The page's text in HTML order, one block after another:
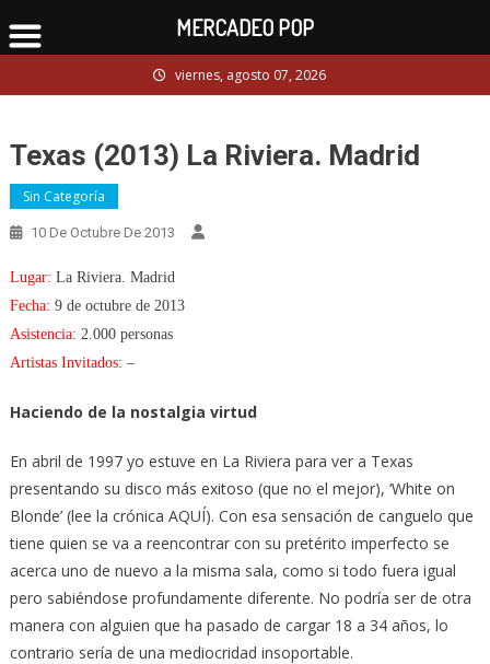
to
viernes, agosto 07, 2026
Texas (2013) La Riviera. Madrid
Sin Categoría
10 De Octubre De 2013
Lugar: La Riviera. Madrid
Fecha: 9 de octubre de 2013
Asistencia: 2.000 personas
Artistas Invitados: –
Haciendo de la nostalgia virtud
En abril de 1997 yo estuve en La Riviera para ver a Texas
presentando su disco más exitoso (que no el mejor), ‘White on
Blonde’ (lee la crónica AQUÍ). Con esa sensación de canguelo que
tiene quien se va a reencontrar con su pretérito imperfecto se
acerca uno de nuevo a la misma sala, como si todo fuera igual
pero sabiéndose profundamente diferente. No podría ser de otra
manera con alguien que ha pasado de cargar 18 a 34 años, lo
contrario sería de una mediocridad insoportable.
MERCADEO POP